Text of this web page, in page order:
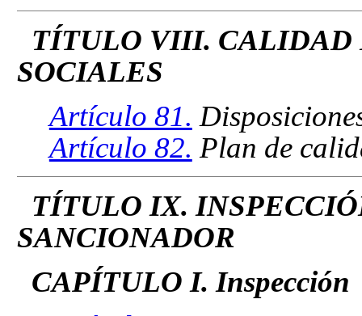
TÍTULO VIII. CALIDAD
SOCIALES
Artículo 81.
Artículo 82. Plan de
TÍTULO IX.
SANCIONADOR
CAPÍTULO I. Inspección